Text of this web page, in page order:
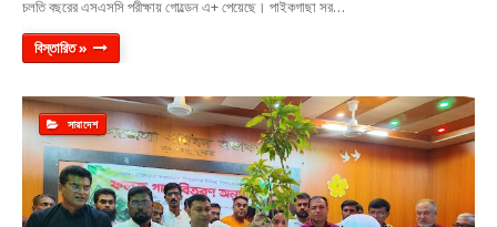
চলতি বছরের এসএসসি পরীক্ষায় গোল্ডেন এ+ পেয়েছে। পাইকগাছা সর…
বিস্তারিত »
সারাদেশ